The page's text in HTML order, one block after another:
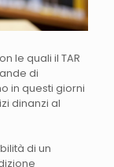
le quali il TAR
di
in questi giorni
dinanzi al
di un